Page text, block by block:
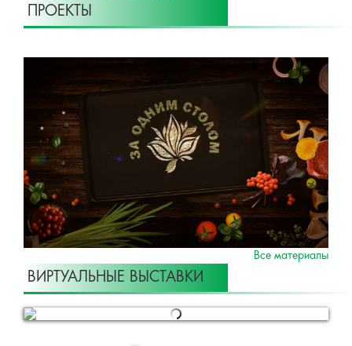
ПРОЕКТЫ
Все материалы
ВИРТУАЛЬНЫЕ ВЫСТАВКИ